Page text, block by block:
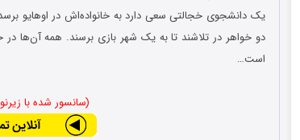
یک دانشجوی خجالتی سعی دارد به خانواده‌اش در اوهایو
دو خواهر در تلاشند تا به یک شهر بازی برسند. همه آن‌ها در
است…
(سانسور شده با